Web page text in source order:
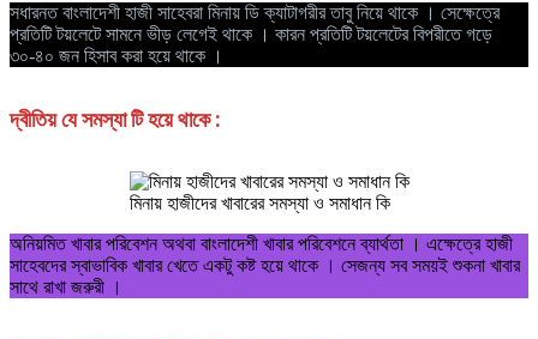
সধারনত বাংলাদেশী হাজী সাহেবরা মিনায় ডি ক্যাটাগরীর তাবু নিয়ে থাকে । সেক্ষেত্রে
প্রতিটি টয়লেটে সামনে ভীড় লেগেই থাকে । কারন প্রতিটি টয়লেটের বিপরীতে গড়ে
৩০-৪০ জন হিসাব করা হয়ে থাকে ।
দ্বীতিয় যে সমস্যা টি হয়ে থাকে :
মিনায় হাজীদের খাবারের সমস্যা ও সমাধান কি
অনিয়মিত খাবার পরিবেশন অথবা বাংলাদেশী খাবার পরিবেশনে ব্যার্থতা । এক্ষেত্রে হাজী
সাহেবদের স্বাভাবিক খাবার খেতে একটু কষ্ট হয়ে থাকে । সেজন্য সব সময়ই শুকনা খাবার
সাথে রাখা জরুরী ।